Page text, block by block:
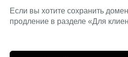
Если вы хотите сохранить
продление в разделе «Для